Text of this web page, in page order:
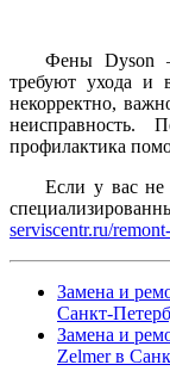
Фены Dyson
требуют ухода и
некорректно,
неисправность.
профилактика
Если у вас не
serviscentr.ru/
Замена и
Санкт-
Замена и
Zelmer в